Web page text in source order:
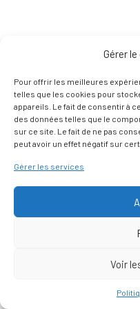
Gérer
Pour offrir les meilleures
telles que les cookies pour
appareils. Le fait de consentir à
des données telles que le
sur ce site. Le fait de ne pas
peut avoir un effet négatif sur
Gérer les services
Voir